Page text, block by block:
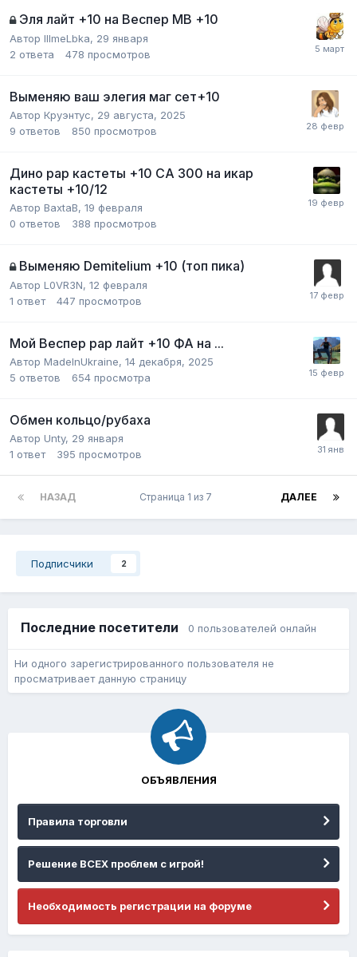
Эля лайт +10 на Веспер МВ +10
Автор IIImeLbka, 29 января
2 ответа 478 просмотров
Выменяю ваш элегия маг сет+10
Автор Круэнтус, 29 августа, 2025
9 ответов 850 просмотров
Дино рар кастеты +10 СА 300 на икар
кастеты +10/12
Автор BaxtaB, 19 февраля
0 ответов 388 просмотров
Выменяю Demitelium +10 (топ пика)
Автор L0VR3N, 12 февраля
1 ответ 447 просмотров
Мой Веспер рар лайт +10 ФА на ...
Автор MadeInUkraine, 14 декабря, 2025
5 ответов 654 просмотра
Обмен кольцо/рубаха
Автор Unty, 29 января
1 ответ 395 просмотров
НАЗАД ДАЛЕЕ
Страница 1 из 7
Подписчики 2
Последние посетители 0 пользователей онлайн
Ни одного зарегистрированного пользователя не
просматривает данную страницу
ОБЪЯВЛЕНИЯ
Правила торговли
Решение ВСЕХ проблем с игрой!
Необходимость регистрации на форуме